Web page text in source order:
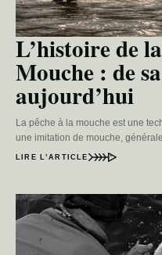
L’histoire de
Mouche : de
aujourd’hui
La pêche à la mouche est une
une imitation de mouche,
LIRE L’ARTICLE